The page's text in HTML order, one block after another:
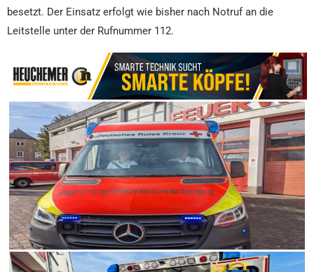
besetzt. Der Einsatz erfolgt wie bisher nach Notruf an die
Leitstelle unter der Rufnummer 112.